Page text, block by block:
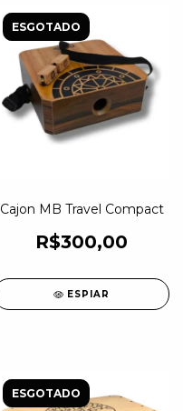
ESGOTADO
Cajon MB Travel Compact
R$300,00
ESPIAR
ESGOTADO